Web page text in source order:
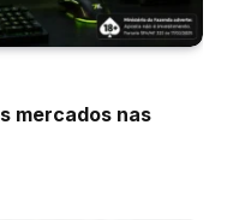
mercados nas